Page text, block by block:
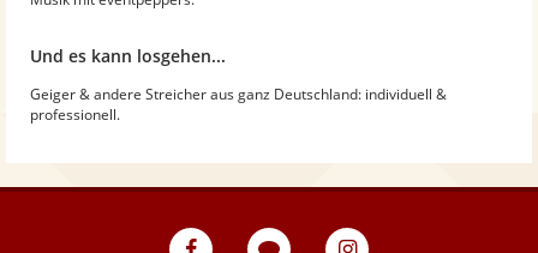
Und es kann losgehen...
Geiger & andere Streicher aus ganz Deutschland: individuell &
professionell.
eventpeppers
Blog
eventpeppers